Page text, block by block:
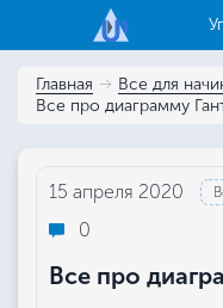
Главная
Все для
Все про диаграмму
15 апреля 2020
0
Все про